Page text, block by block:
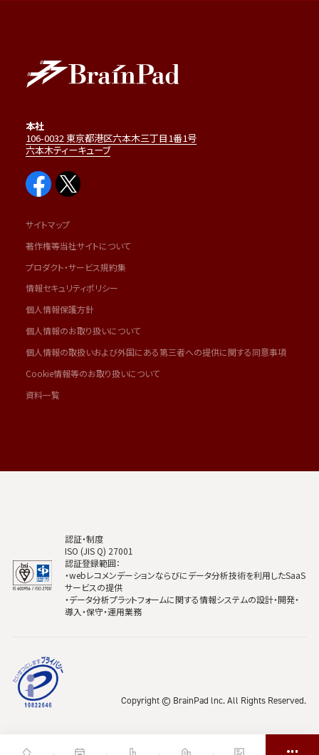
本社
106-0032 東京都港区六本木三丁目1番1号
六本木ティーキューブ
サイトマップ
著作権等当社サイトについて
プロダクト・サービス規約集
情報セキュリティポリシー
個人情報保護方針
個人情報のお取り扱いについて
個人情報の取扱いおよび外国にある第三者への提供に関する同意事項
Cookie情報等のお取り扱いについて
資料一覧
認証・制度
ISO (JIS Q) 27001
認証登録範囲：
・webレコメンデーションならびにデータ分析技術を利用したSaaS
サービスの提供
・データ分析プラットフォームに関する情報システムの設計・開発・
導入・保守・運用業務
Copyright © BrainPad lnc. All Rights Reserved.